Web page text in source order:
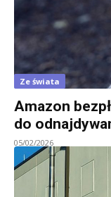
Ze świata
Amazon
do
05/02/2026